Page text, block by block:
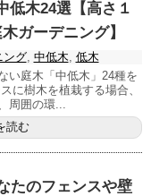
低木24選【高さ１
ガーデニング】
ング, 中低木, 低木
い庭木「中低木」24種を
に樹木を植栽する場合、
周囲の環...
読む
たのフェンスや壁